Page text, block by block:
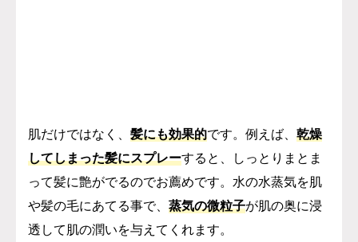
肌だけではなく、 髪にも効果的です。 例えば、 乾燥
してしまった髪にスプレーすると、しっとりまとま
って髪に艶がでるのでお薦めです。 水の水蒸気を肌
や髪の毛にあてる事で、 蒸気の微粒子が肌の奥に浸
透して肌の潤いを与えてくれます。